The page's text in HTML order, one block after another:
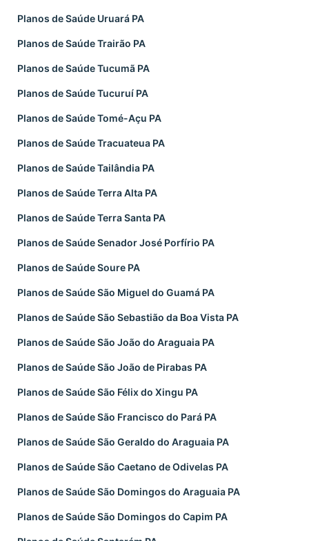
Planos de Saúde Uruará PA
Planos de Saúde Trairão PA
Planos de Saúde Tucumã PA
Planos de Saúde Tucuruí PA
Planos de Saúde Tomé-Açu PA
Planos de Saúde Tracuateua PA
Planos de Saúde Tailândia PA
Planos de Saúde Terra Alta PA
Planos de Saúde Terra Santa PA
Planos de Saúde Senador José Porfírio PA
Planos de Saúde Soure PA
Planos de Saúde São Miguel do Guamá PA
Planos de Saúde São Sebastião da Boa Vista PA
Planos de Saúde São João do Araguaia PA
Planos de Saúde São João de Pirabas PA
Planos de Saúde São Félix do Xingu PA
Planos de Saúde São Francisco do Pará PA
Planos de Saúde São Geraldo do Araguaia PA
Planos de Saúde São Caetano de Odivelas PA
Planos de Saúde São Domingos do Araguaia PA
Planos de Saúde São Domingos do Capim PA